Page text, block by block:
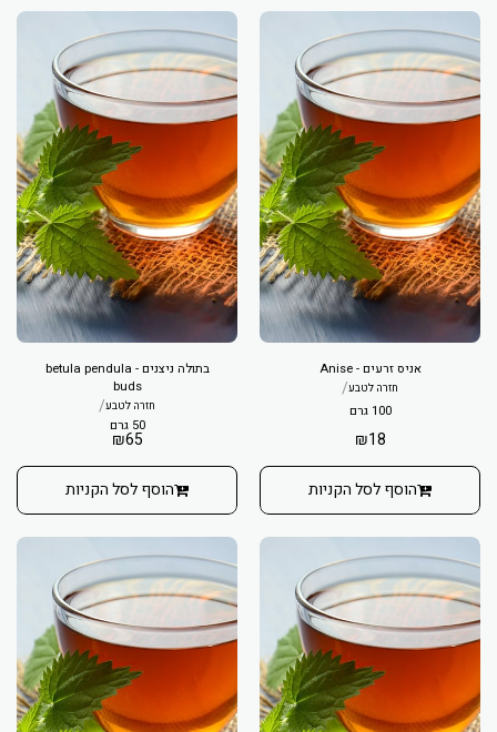
אניס זרעים - Anise
חזרה לטבע/
100 גרם
₪18
הוסף לסל הקניות
בתולה ניצנים - betula pendula
buds
חזרה לטבע/
50 גרם
₪65
הוסף לסל הקניות